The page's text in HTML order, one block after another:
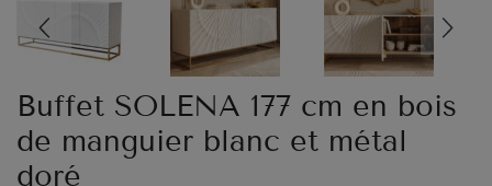
Buffet SOLENA 177 cm en bois
de manguier blanc et métal
doré